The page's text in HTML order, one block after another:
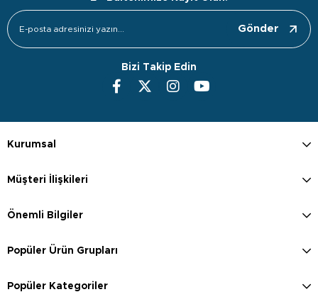
Gönder
Bizi Takip Edin
Kurumsal
Müşteri İlişkileri
Önemli Bilgiler
Popüler Ürün Grupları
Popüler Kategoriler